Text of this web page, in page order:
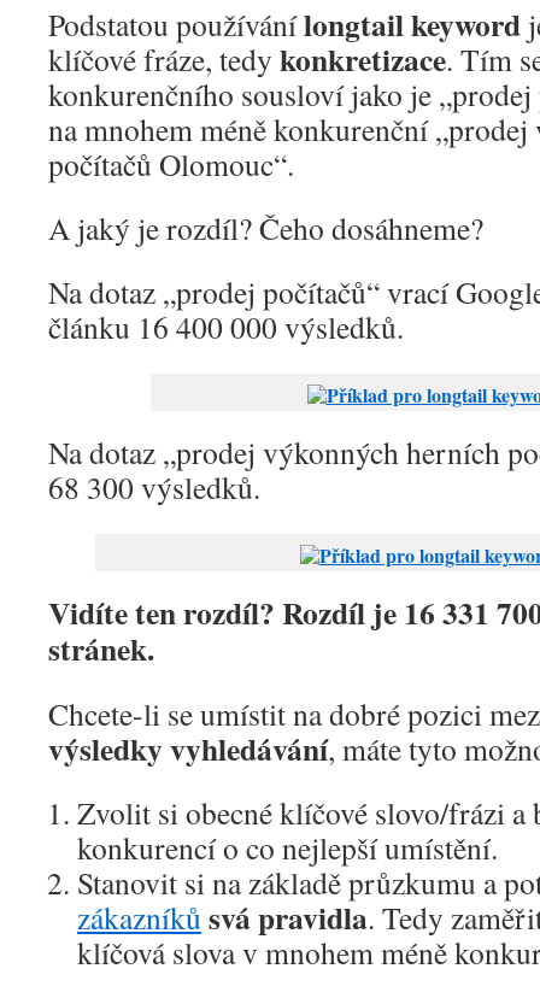
Podstatou používánílongtail keyword
klíčové fráze, tedy konkretizace. Tím
konkurenčního sousloví jako je „prodej
na mnohem méně konkurenční
počítačů Olomouc“.
A jaký je rozdíl? Čeho dosáhneme?
Na dotaz „prodej počítačů“ vrací
článku 16 400 000 výsledků.
Na dotaz „prodej výkonných herních
68 300 výsledků.
Vidíte ten rozdíl? Rozdíl je 16 331
stránek.
Chcete-li se umístit na dobré pozici
výsledky vyhledávání, máte tyto
Zvolit si obecné klíčové slovo/frázi a
konkurencí o co nejlepší umístění.
Stanovit si na základě průzkumu a
zákazníků svá pravidla. Tedy
klíčová slova v mnohem méně